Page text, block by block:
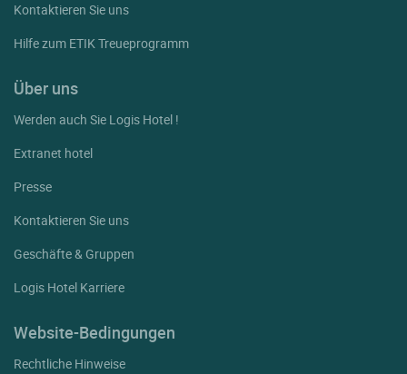
Kontaktieren Sie uns
Hilfe zum ETIK Treueprogramm
Über uns
Werden auch Sie Logis Hotel !
Extranet hotel
Presse
Kontaktieren Sie uns
Geschäfte & Gruppen
Logis Hotel Karriere
Website-Bedingungen
Rechtliche Hinweise